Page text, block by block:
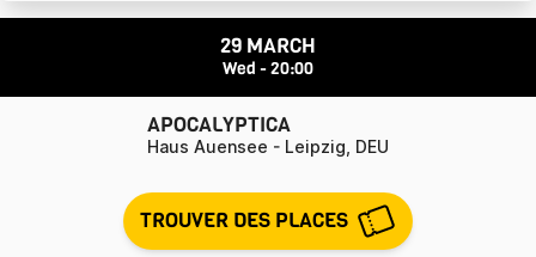
29 MARCH
Wed - 20:00
APOCALYPTICA
Haus Auensee - Leipzig, DEU
TROUVER DES PLACES